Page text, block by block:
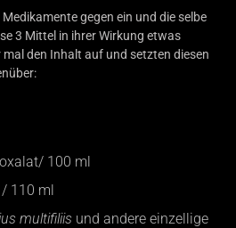
gegen ein und die selbe
3 Mittel in ihrer Wirkung etwas
den Inhalt auf und setzten diesen
100 ml
110 ml
multifiliis und andere einzellige